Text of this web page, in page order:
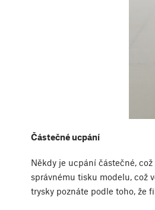
Částečné ucpání
Někdy je ucpání částečné,
správnému tisku modelu, což
trysky poznáte podle toho, že